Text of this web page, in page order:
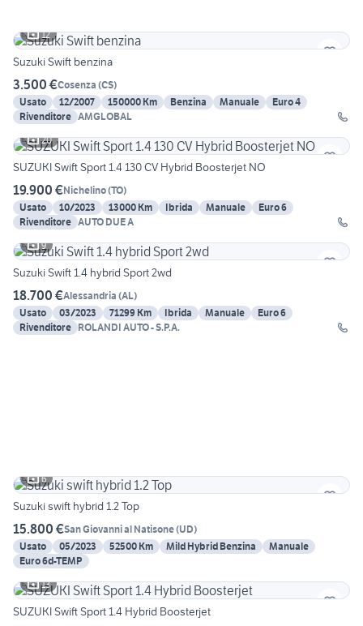
12
Suzuki Swift benzina
3.500 €Cosenza (CS)
Usato
12/2007 150000 Km Benzina Manuale
Euro 4
Rivenditore AMGLOBAL
20
SUZUKI Swift Sport 1.4 130 CV Hybrid Boosterjet NO
19.900 €Nichelino(TO)
Usato
10/2023 13000 Km Ibrida Manuale
Euro 6
Rivenditore AUTO DUE A
9
Suzuki Swift 1.4 hybrid Sport 2wd
18.700 €Alessandria (AL)
Usato
03/2023 71299 Km Ibrida Manuale
Euro 6
Rivenditore ROLANDI AUTO - S.P.A.
6
Suzuki swift hybrid 1.2 Top
15.800 €San Giovanni al Natisone(UD)
Usato
05/2023 52500 Km Mild Hybrid Benzina
Manuale
Euro 6d-TEMP
13
SUZUKI Swift Sport 1.4 Hybrid Boosterjet